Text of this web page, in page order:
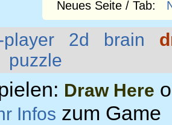
Neues Seite / Tab:
player 2d brain
puzzle
Draw Here
Infos zum Game